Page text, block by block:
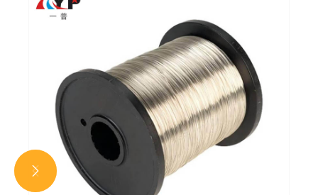
Tin Coated cuprum filum

